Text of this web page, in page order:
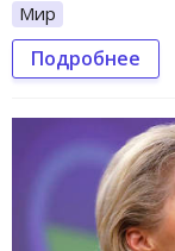
Мир
Подробнее